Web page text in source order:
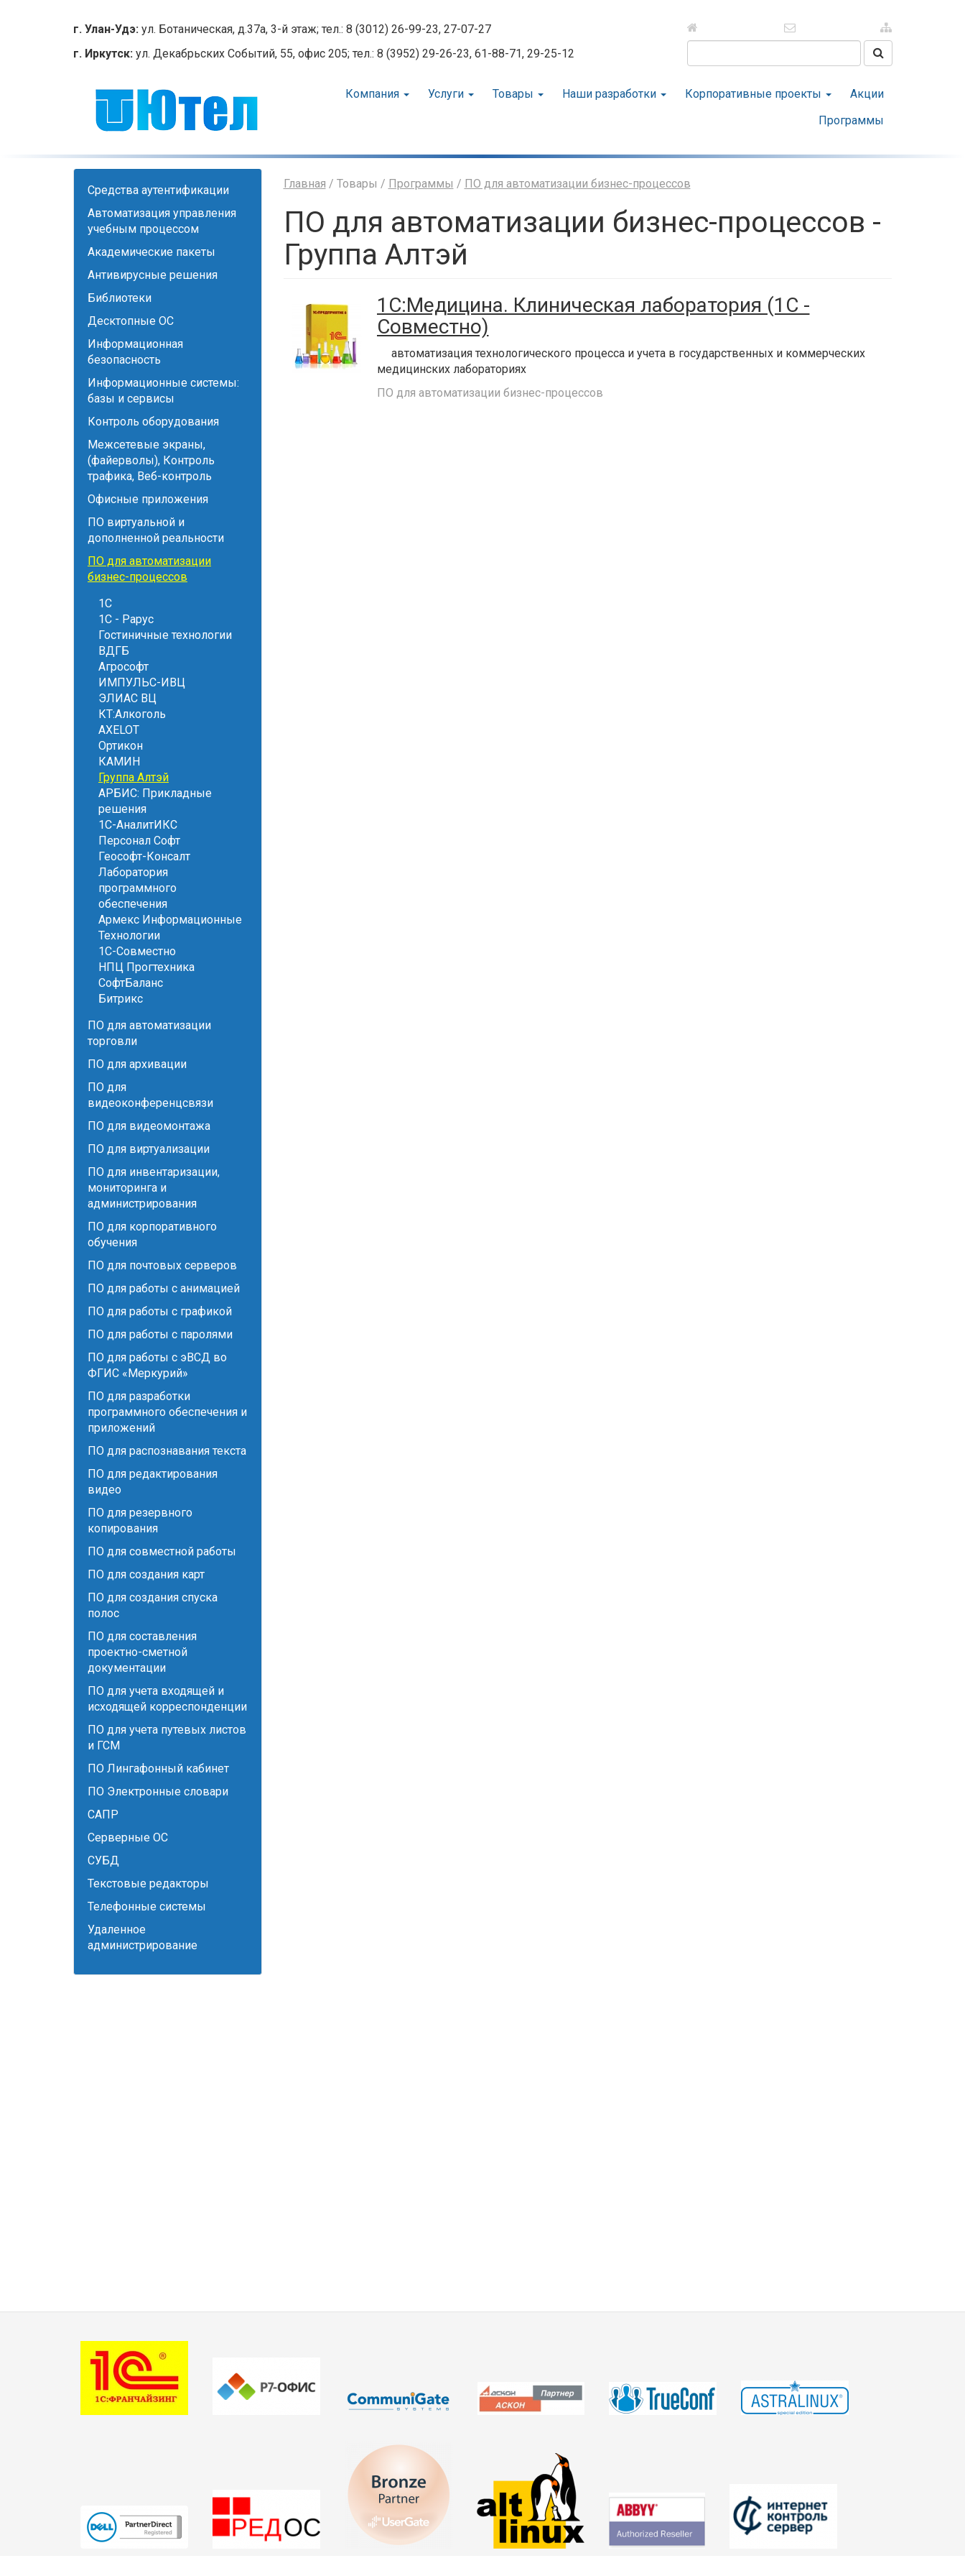
г. Улан-Удэ: ул. Ботаническая, д.37а, 3-й этаж; тел.: 8 (3012) 26-99-23, 27-07-27
г. Иркутск: ул. Декабрьских Событий, 55, офис 205; тел.: 8 (3952) 29-26-23, 61-88-71, 29-25-12
Поиск на сайте
Компания Услуги Товары Наши разработки Корпоративные проекты
Акции
Программы
Cредства аутентификации
Автоматизация управления
учебным процессом
Академические пакеты
Антивирусные решения
Библиотеки
Десктопные ОС
Информационная
безопасность
Информационные системы:
базы и сервисы
Контроль оборудования
Межсетевые экраны,
(файерволы), Контроль
трафика, Веб-контроль
Офисные приложения
ПО виртуальной и
дополненной реальности
ПО для автоматизации
бизнес-процессов
1С
1С - Рарус
Гостиничные технологии
ВДГБ
Агрософт
ИМПУЛЬС-ИВЦ
ЭЛИАС ВЦ
КТ:Алкоголь
AXELOT
Ортикон
КАМИН
Группа Алтэй
АРБИС: Прикладные
решения
1С-АналитИКС
Персонал Софт
Геософт-Консалт
Лаборатория
программного
обеспечения
Армекс Информационные
Технологии
1С-Совместно
НПЦ Прогтехника
СофтБаланс
Битрикс
ПО для автоматизации
торговли
ПО для архивации
ПО для
видеоконференцсвязи
ПО для видеомонтажа
ПО для виртуализации
ПО для инвентаризации,
мониторинга и
администрирования
ПО для корпоративного
обучения
ПО для почтовых серверов
ПО для работы с анимацией
ПО для работы с графикой
ПО для работы с паролями
ПО для работы с эВСД во
ФГИС «Меркурий»
ПО для разработки
программного обеспечения и
приложений
ПО для распознавания текста
ПО для редактирования
видео
ПО для резервного
копирования
ПО для совместной работы
ПО для создания карт
ПО для создания спуска
полос
ПО для составления
проектно-сметной
документации
ПО для учета входящей и
исходящей корреспонденции
ПО для учета путевых листов
и ГСМ
ПО Лингафонный кабинет
ПО Электронные словари
САПР
Серверные ОС
СУБД
Текстовые редакторы
Телефонные системы
Удаленное
администрирование
Главная / Товары / Программы / ПО для автоматизации бизнес-процессов
ПО для автоматизации бизнес-процессов -
Группа Алтэй
1С:Медицина. Клиническая лаборатория (1С -
Совместно)
автоматизация технологического процесса и учета в государственных и коммерческих
медицинских лабораториях
ПО для автоматизации бизнес-процессов